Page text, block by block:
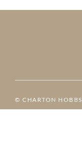
© CHARTON